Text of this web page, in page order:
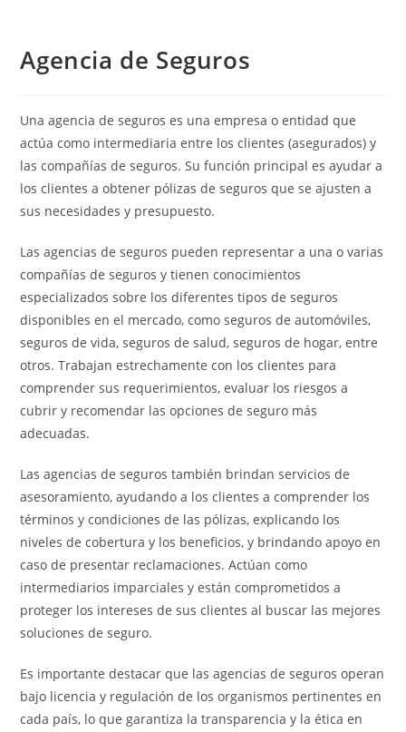
Agencia de Seguros
Una agencia de seguros es una empresa o entidad que
actúa como intermediaria entre los clientes (asegurados) y
las compañías de seguros. Su función principal es ayudar a
los clientes a obtener pólizas de seguros que se ajusten a
sus necesidades y presupuesto.
Las agencias de seguros pueden representar a una o varias
compañías de seguros y tienen conocimientos
especializados sobre los diferentes tipos de seguros
disponibles en el mercado, como seguros de automóviles,
seguros de vida, seguros de salud, seguros de hogar, entre
otros. Trabajan estrechamente con los clientes para
comprender sus requerimientos, evaluar los riesgos a
cubrir y recomendar las opciones de seguro más
adecuadas.
Las agencias de seguros también brindan servicios de
asesoramiento, ayudando a los clientes a comprender los
términos y condiciones de las pólizas, explicando los
niveles de cobertura y los beneficios, y brindando apoyo en
caso de presentar reclamaciones. Actúan como
intermediarios imparciales y están comprometidos a
proteger los intereses de sus clientes al buscar las mejores
soluciones de seguro.
Es importante destacar que las agencias de seguros operan
bajo licencia y regulación de los organismos pertinentes en
cada país, lo que garantiza la transparencia y la ética en